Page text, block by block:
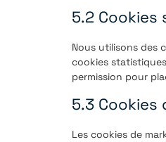
5.2
Nous utilisons des
cookies
permission pour
5.3 Cookies
Les cookies de